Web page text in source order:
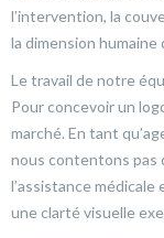
l’intervention, la
la dimension humaine
Le travail de notre
Pour concevoir un
marché. En tant
nous contentons pas
l’assistance
une clarté visuelle